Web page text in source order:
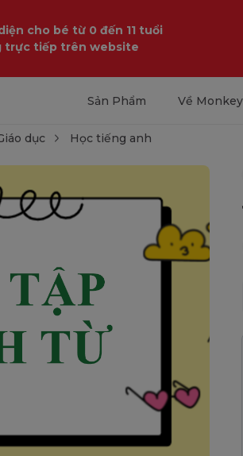
cho bé từ 0 đến 11 tuổi
trực tiếp trên website
Sản Phẩm Về Monkey
dục Học tiếng anh